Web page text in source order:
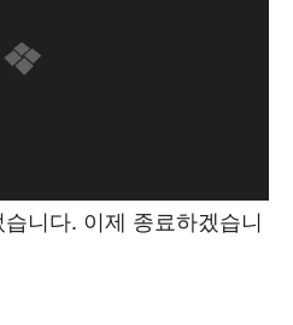
니다. 이제 종료하겠습니